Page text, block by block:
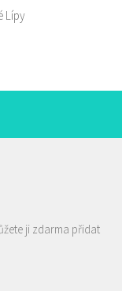
Lípy
ji zdarma přidat